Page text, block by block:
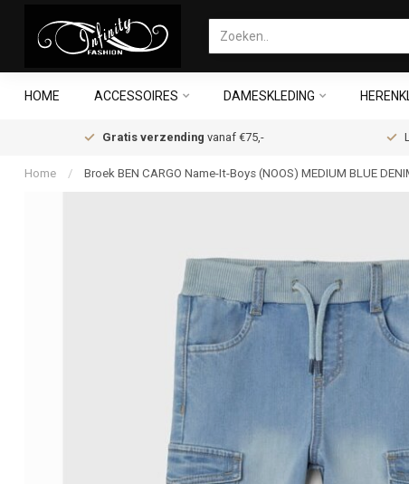
HOME ACCESSOIRES DAMESKLEDING
Gratis verzending vanaf €75,-
Home / Broek BEN CARGO Name-It-Boys (NOOS) MEDIUM BLUE